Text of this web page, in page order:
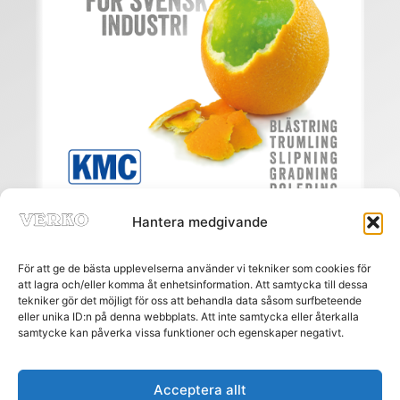
Hantera medgivande
För att ge de bästa upplevelserna använder vi tekniker som cookies för
att lagra och/eller komma åt enhetsinformation. Att samtycka till dessa
tekniker gör det möjligt för oss att behandla data såsom surfbeteende
eller unika ID:n på denna webbplats. Att inte samtycka eller återkalla
samtycke kan påverka vissa funktioner och egenskaper negativt.
Acceptera allt
Meny
PRENUMERERA
ANNONSERA